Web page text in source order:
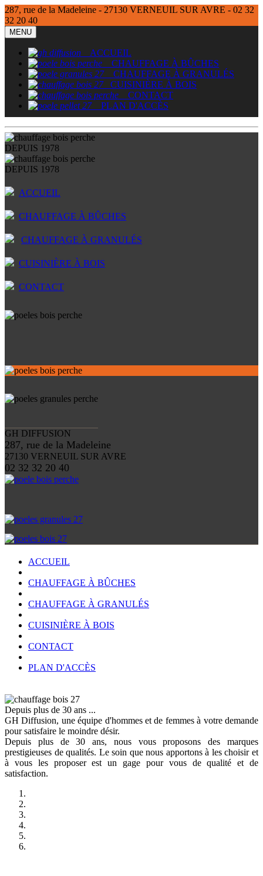
287, rue de la Madeleine - 27130 VERNEUIL SUR AVRE - 02 32
32 20 40
MENU
ACCUEIL
CHAUFFAGE À BÛCHES
CHAUFFAGE À GRANULÉS
CUISINIÈRE À BOIS
CONTACT
PLAN D'ACCÈS
DEPUIS 1978
DEPUIS 1978
ACCUEIL
CHAUFFAGE À BÛCHES
CHAUFFAGE À GRANULÉS
CUISINIÈRE À BOIS
CONTACT
GH DIFFUSION
287, rue de la Madeleine
27130 VERNEUIL SUR AVRE
02 32 32 20 40
ACCUEIL
CHAUFFAGE À BÛCHES
CHAUFFAGE À GRANULÉS
CUISINIÈRE À BOIS
CONTACT
PLAN D'ACCÈS
Depuis plus de 30 ans ...
GH Diffusion, une équipe d'hommes et de femmes à votre demande
pour satisfaire le moindre désir.
Depuis plus de 30 ans, nous vous proposons des marques
prestigieuses de qualités. Le soin que nous apportons à les choisir et
à vous les proposer est un gage pour vous de qualité et de
satisfaction.